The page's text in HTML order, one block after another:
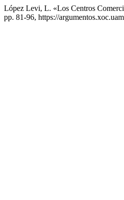
López Levi, L. «Los Centros
pp. 81-96, https://